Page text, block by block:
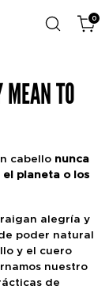
0
TO
cabello nunca
planeta o los
alegría y
poder natural
y el cuero
nuestro
de